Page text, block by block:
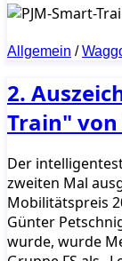
Allgemein /
2.
Train"
Der
zweiten Mal
Mobilitätspreis
Günter
wurde, wurde